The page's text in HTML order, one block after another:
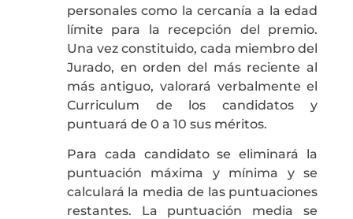
personales como la cercanía a la edad
límite para la recepción del premio.
Una vez constituido, cada miembro del
Jurado, en orden del más reciente al
más antiguo, valorará verbalmente el
Curriculum de los candidatos y
puntuará de 0 a 10 sus méritos.
Para cada candidato se eliminará la
puntuación máxima y mínima y se
calculará la media de las puntuaciones
restantes. La puntuación media se